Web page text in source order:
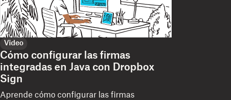
Video
Cómo configurar las firmas
integradas en Java con Dropbox
Sign
Aprende cómo configurar las firmas